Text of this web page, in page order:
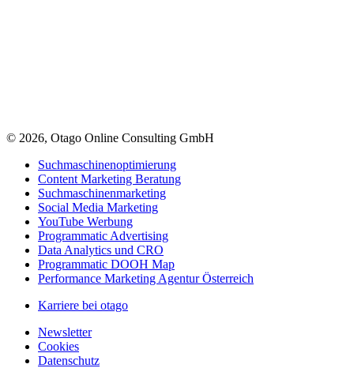
© 2026, Otago Online Consulting GmbH
Suchmaschinenoptimierung
Content Marketing Beratung
Suchmaschinenmarketing
Social Media Marketing
YouTube Werbung
Programmatic Advertising
Data Analytics und CRO
Programmatic DOOH Map
Performance Marketing Agentur Österreich
Karriere bei otago
Newsletter
Cookies
Datenschutz